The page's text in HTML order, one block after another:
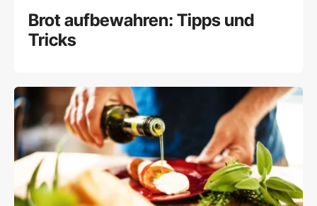
Brot aufbewahren: Tipps und
Tricks